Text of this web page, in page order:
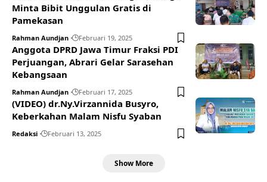
Minta Bibit Unggulan Gratis di
Pamekasan
Rahman Aundjan Februari 19, 2025
Anggota DPRD Jawa Timur Fraksi PDI
Perjuangan, Abrari Gelar Sarasehan
Kebangsaan
Rahman Aundjan Februari 17, 2025
(VIDEO) dr.Ny.Virzannida Busyro,
Keberkahan Malam Nisfu Syaban
Redaksi Februari 13, 2025
Show More